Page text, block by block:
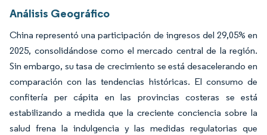
Análisis Geográfico
China representó una participación de ingresos del 29,05% en
2025, consolidándose como el mercado central de la región.
Sin embargo, su tasa de crecimiento se está desacelerando en
comparación con las tendencias históricas. El consumo de
confitería per cápita en las provincias costeras se está
estabilizando a medida que la creciente conciencia sobre la
salud frena la indulgencia y las medidas regulatorias que